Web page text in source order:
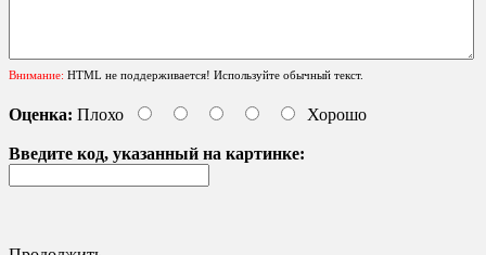
Внимание: HTML не поддерживается! Используйте обычный текст.
Оценка: Плохо Хорошо
Введите код, указанный на картинке: